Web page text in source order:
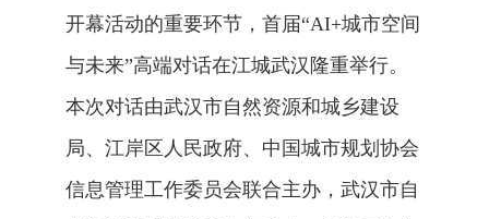
开幕活动的重要环节，首届“AI+城市空间
与未来”高端对话在江城武汉隆重举行。
本次对话由武汉市自然资源和城乡建设
局、江岸区人民政府、中国城市规划协会
信息管理工作委员会联合主办，武汉市自